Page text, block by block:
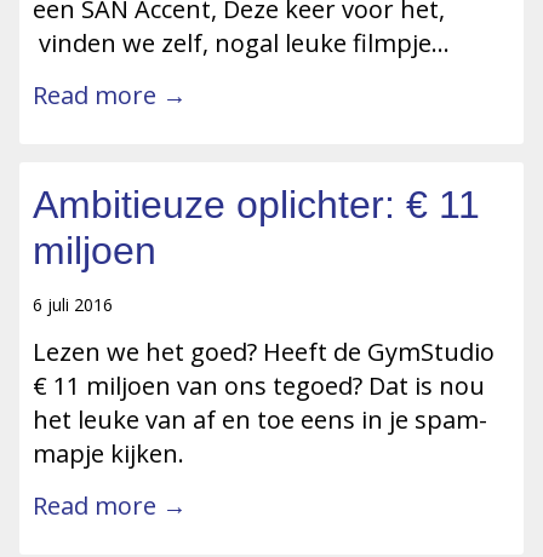
een SAN Accent, Deze keer voor het,
vinden we zelf, nogal leuke filmpje…
Read more →
Ambitieuze oplichter: € 11
miljoen
6 juli 2016
Lezen we het goed? Heeft de GymStudio
€ 11 miljoen van ons tegoed? Dat is nou
het leuke van af en toe eens in je spam-
mapje kijken.
Read more →